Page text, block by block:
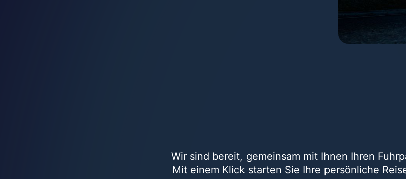
Wir sind bereit, gemeinsam mit Ihnen Ihren
Mit einem Klick starten Sie Ihre persönliche